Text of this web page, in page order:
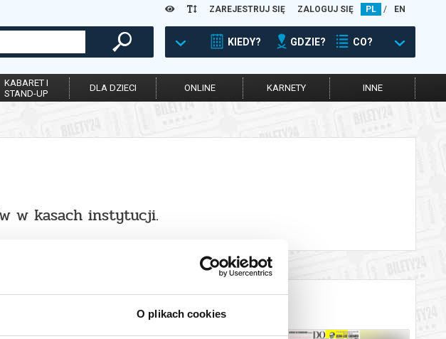
O plikach cookies
ZAREJESTRUJ SIĘ ZALOGUJ SIĘ PL / EN
KIEDY? GDZIE? CO?
KABARET I
STAND-UP
DLA DZIECI ONLINE KARNETY INNE
w kasach instytucji.